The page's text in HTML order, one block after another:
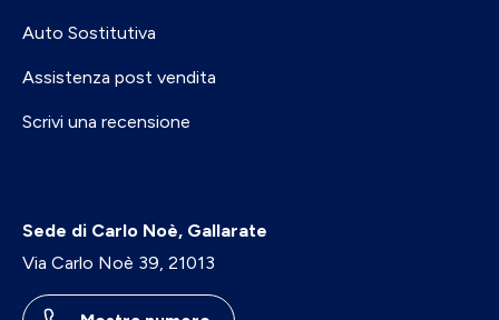
Auto Sostitutiva
Assistenza post vendita
Scrivi una recensione
Sede di Carlo Noè, Gallarate
Via Carlo Noè 39, 21013